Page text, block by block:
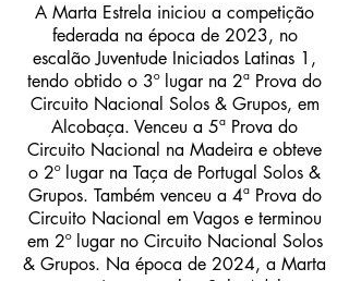
A Marta Estrela iniciou a competição
federada na época de 2023, no
escalão Juventude Iniciados Latinas 1,
tendo obtido o 3º lugar na 2ª Prova do
Circuito Nacional Solos & Grupos, em
Alcobaça. Venceu a 5ª Prova do
Circuito Nacional na Madeira e obteve
o 2º lugar na Taça de Portugal Solos &
Grupos. Também venceu a 4ª Prova do
Circuito Nacional em Vagos e terminou
em 2º lugar no Circuito Nacional Solos
& Grupos. Na época de 2024, a Marta